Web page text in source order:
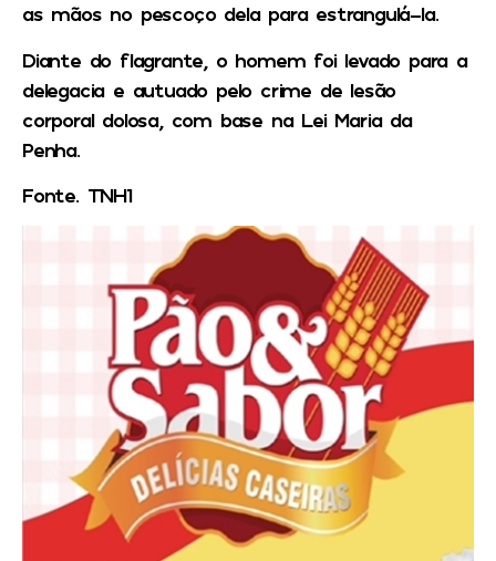
as mãos no pescoço dela para estrangulá-la.
Diante do flagrante, o homem foi levado para a
delegacia e autuado pelo crime de lesão
corporal dolosa, com base na Lei Maria da
Penha.
Fonte. TNH1